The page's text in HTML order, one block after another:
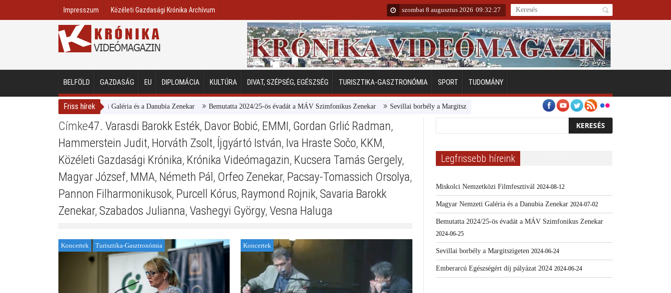
Impresszum Közéleti Gazdasági Krónika Archívum szombat 8 augusztus 2026 09:32:28
BELFÖLD GAZDASÁG EU DIPLOMÁCIA KULTÚRA DIVAT, SZÉPSÉG, EGÉSZSÉG TURISZTIKA-GASZTRONÓMIA SPORT TUDOMÁNY
Friss hírek
Magyar Nemzeti Galéria és a Danubia Zenekar Bemutatta 2024/25-ös évadát a MÁV Szimfonikus Zenekar Sevillai borbély a Margitszigeten Emberarcú Egészségért díj pályázat 2024 Kertész/Kópiák
Címke47. Varasdi Barokk Esték, Davor Bobić, EMMI, Gordan Grlić Radman,
Hammerstein Judit, Horváth Zsolt, Íjgyártó István, Iva Hraste Sočo, KKM,
Közéleti Gazdasági Krónika, Krónika Videómagazin, Kucsera Tamás Gergely,
Magyar József, MMA, Németh Pál , Orfeo Zenekar, Pacsay-Tomassich Orsolya,
Pannon Filharmonikusok, Purcell Kórus, Raymond Rojnik, Savaria Barokk
Zenekar, Szabados Julianna, Vashegyi György, Vesna Haluga
Koncertek Turisztika-Gasztronómia Koncertek
Legfrissebb híreink
Miskolci Nemzetközi Filmfesztivál 2024-08-12
Magyar Nemzeti Galéria és a Danubia Zenekar 2024-07-02
Bemutatta 2024/25-ös évadát a MÁV Szimfonikus Zenekar
2024-06-25
Sevillai borbély a Margitszigeten 2024-06-24
Emberarcú Egészségért díj pályázat 2024 2024-06-24